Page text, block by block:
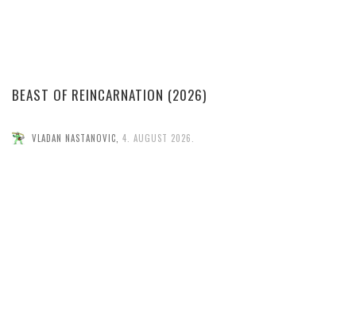
BEAST OF REINCARNATION (2026)
VLADAN NASTANOVIC 4. AUGUST 2026.